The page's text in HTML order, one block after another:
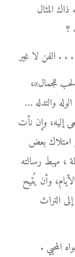
المثال
للجمال»،
والتدله …
إليه، وإن نأت
امتلاك بعض
، مهبط رسالته
وأن يُتيح
التراث
المحيي .